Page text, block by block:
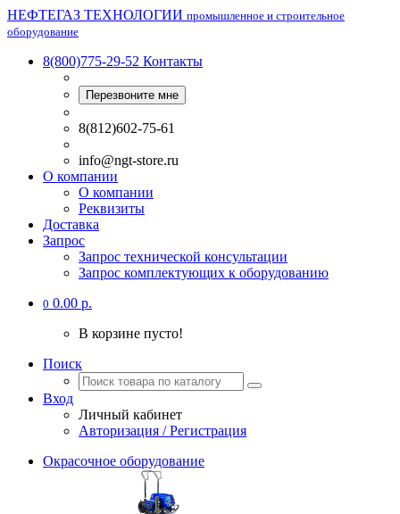
НЕФТЕГАЗ ТЕХНОЛОГИИ промышленное и строительное
оборудование
8(800)775-29-52 Контакты
Перезвоните мне
8(812)602-75-61
info@ngt-store.ru
О компании
О компании
Реквизиты
Доставка
Запрос
Запрос технической консультации
Запрос комплектующих к оборудованию
0 0.00 р.
В корзине пусто!
Поиск
Вход
Личный кабинет
Авторизация / Регистрация
Окрасочное оборудование